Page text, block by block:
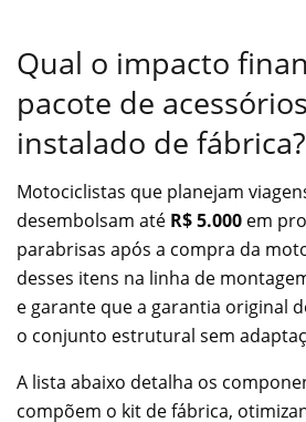
Qual o impacto
pacote de
instalado de fábrica?
Motociclistas que planejam
desembolsam até R$ 5.000 em
parabrisas após a compra da
desses itens na linha de
e garante que a garantia original
o conjunto estrutural sem
A lista abaixo detalha os
compõem o kit de fábrica,